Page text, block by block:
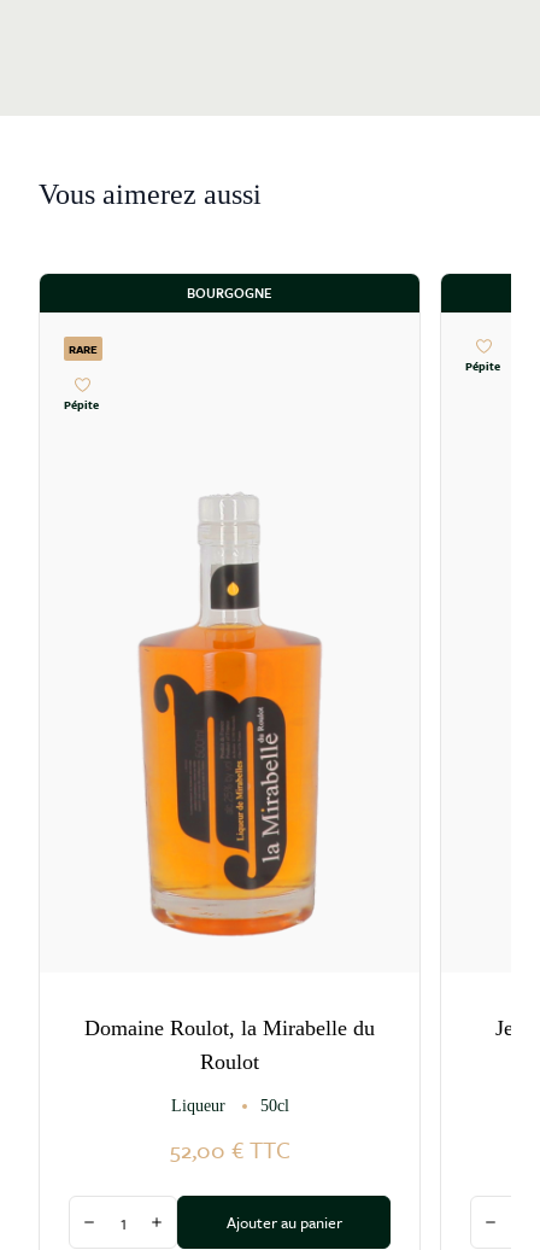
Vous aimerez aussi
BOURGOGNE
RARE
Pépite
Domaine Roulot, la Mirabelle du
Roulot
Liqueur 50cl
52,00 €TTC
Quantité
Diminuer la quantité
Augmenter la quantité
Ajouter au panier
Pépite
Quantité